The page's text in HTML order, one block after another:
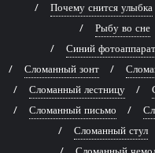
Почему снится улыбка
Рыбу во сне
Синий
Сломанный зонт
Сломанный лестницу
Сломанный письмо
Сломанный стул